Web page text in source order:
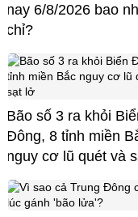
nay 6/8/2026 bao
chỉ?
Bão số 3 ra khỏi
Đông, 8 tỉnh miền
nguy cơ lũ quét và